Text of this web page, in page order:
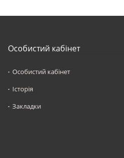
Особистий кабінет
Особистий кабінет
Історія
Закладки